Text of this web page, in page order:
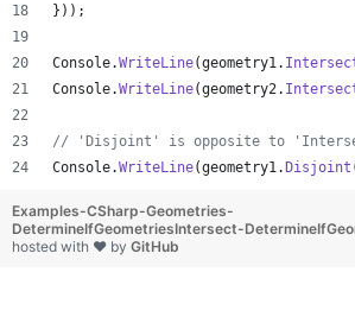
} ) ) ;
Console.WriteLine(geometry1.
Console.WriteLine(geometry2.
// 'Disjoint' is opposite to
Console.WriteLine(geometry1. Disjoint
Examples-CSharp-Geometries-
DetermineIfGeometriesIntersect-
hosted with ❤ by GitHub